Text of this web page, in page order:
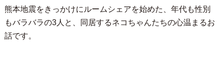
熊本地震をきっかけにルームシェアを始めた、年代も性別
もバラバラの3人と、同居するネコちゃんたちの心温まるお
話です。